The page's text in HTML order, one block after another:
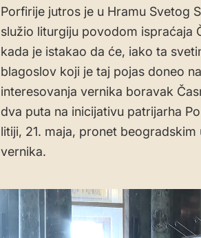
Porfirije jutros je u Hramu Svetog
služio liturgiju povodom ispraćaja
kada je istakao da će, iako ta
blagoslov koji je taj pojas doneo
interesovanja vernika boravak
dva puta na inicijativu patrijarha
litiji, 21. maja, pronet
vernika.